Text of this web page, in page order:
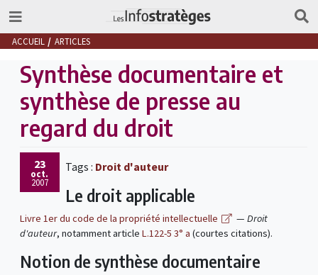
ACCUEIL ARTICLES
Synthèse documentaire et
synthèse de presse au
regard du droit
23
oct.
2007
Tags : Droit d'auteur
Le droit applicable
Livre 1er du code de la propriété intellectuelle — Droit
d'auteur, notamment article L.122-5 3° a (courtes citations).
Notion de synthèse documentaire